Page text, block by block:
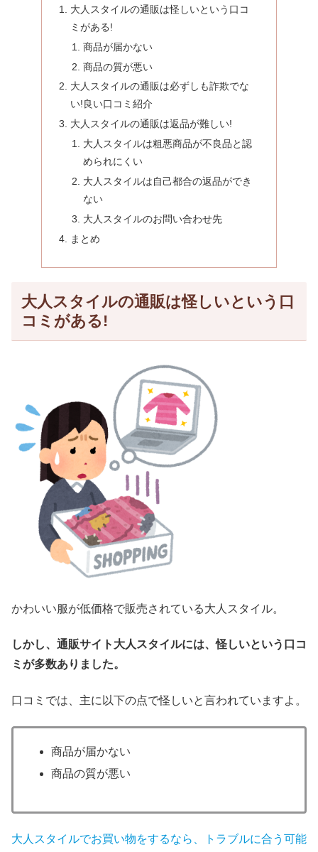
大人スタイルの通販は怪しいという口コ
ミがある!
商品が届かない
商品の質が悪い
大人スタイルの通販は必ずしも詐欺でな
い!良い口コミ紹介
大人スタイルの通販は返品が難しい!
大人スタイルは粗悪商品が不良品と認
められにくい
大人スタイルは自己都合の返品ができ
ない
大人スタイルのお問い合わせ先
まとめ
大人スタイルの通販は怪しいという口
コミがある!
かわいい服が低価格で販売されている大人スタイル。
しかし、通販サイト 大人スタイルには、怪しいという口コ
ミが多数ありました。
口コミでは、主に以下の点で怪しいと言われていますよ。
商品が届かない
商品の質が悪い
大人スタイルでお買い物をするなら、トラブルに合う 可能